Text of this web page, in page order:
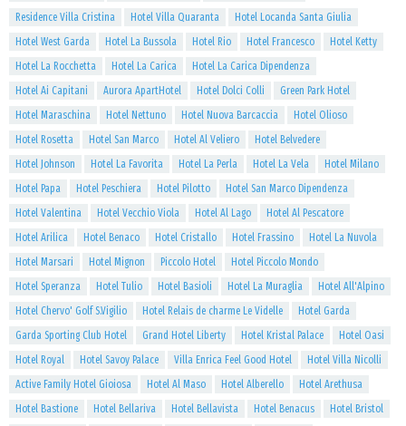
Residence Villa Cristina
Hotel Villa Quaranta
Hotel Locanda Santa Giulia
Hotel West Garda
Hotel La Bussola Hotel Rio Hotel Francesco
Hotel Ketty
Hotel La Rocchetta
Hotel La Carica
Hotel La Carica Dipendenza
Hotel Ai Capitani
Aurora ApartHotel Hotel Dolci Colli
Green Park Hotel
Hotel Maraschina
Hotel Nettuno Hotel Nuova Barcaccia
Hotel Olioso
Hotel Rosetta
Hotel San Marco Hotel Al Veliero
Hotel Belvedere
Hotel Johnson
Hotel La Favorita Hotel La Perla Hotel La Vela
Hotel Milano
Hotel Papa
Hotel Peschiera Hotel Pilotto
Hotel San Marco Dipendenza
Hotel Valentina
Hotel Vecchio Viola Hotel Al Lago
Hotel Al Pescatore
Hotel Arilica
Hotel Benaco Hotel Cristallo Hotel Frassino
Hotel La Nuvola
Hotel Marsari
Hotel Mignon Piccolo Hotel
Hotel Piccolo Mondo
Hotel Speranza
Hotel Tulio Hotel Basioli Hotel La Muraglia
Hotel All'Alpino
Hotel Chervo' Golf S.Vigilio
Hotel Relais de charme Le Videlle
Hotel Garda
Garda Sporting Club Hotel
Grand Hotel Liberty Hotel Kristal Palace
Hotel Oasi
Hotel Royal
Hotel Savoy Palace Villa Enrica Feel Good Hotel
Hotel Villa Nicolli
Active Family Hotel Gioiosa
Hotel Al Maso Hotel Alberello
Hotel Arethusa
Hotel Bastione
Hotel Bellariva Hotel Bellavista Hotel Benacus
Hotel Bristol